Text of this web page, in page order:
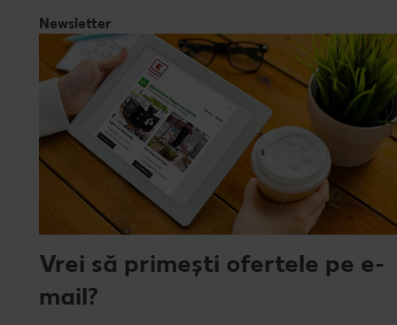
Newsletter
Vrei să primești ofertele pe e-
mail?